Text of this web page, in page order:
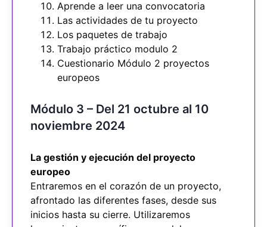
Aprende a leer una convocatoria
Las actividades de tu proyecto
Los paquetes de trabajo
Trabajo práctico modulo 2
Cuestionario Módulo 2 proyectos
europeos
Módulo 3 – Del 21 octubre al 10
noviembre 2024
La gestión y ejecución del proyecto
europeo
Entraremos en el corazón de un proyecto,
afrontado las diferentes fases, desde sus
inicios hasta su cierre. Utilizaremos